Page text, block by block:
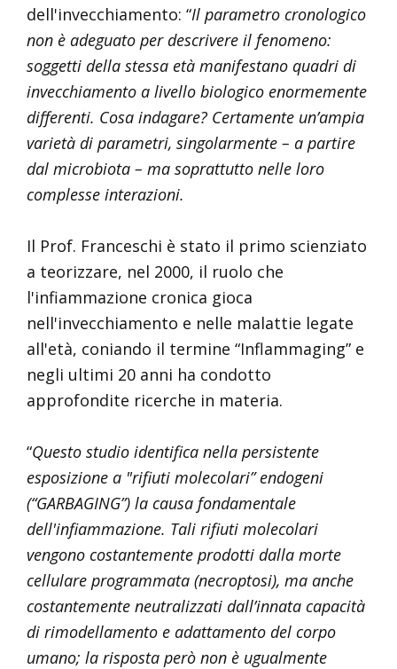
dell'invecchiamento: “Il parametro cronologico
non è adeguato per descrivere il fenomeno:
soggetti della stessa età manifestano quadri di
invecchiamento a livello biologico enormemente
differenti. Cosa indagare? Certamente un’ampia
varietà di parametri, singolarmente – a partire
dal microbiota – ma soprattutto nelle loro
complesse interazioni.
Il Prof. Franceschi è stato il primo scienziato
a teorizzare, nel 2000, il ruolo che
l'infiammazione cronica gioca
nell'invecchiamento e nelle malattie legate
all'età, coniando il termine “Inflammaging” e
negli ultimi 20 anni ha condotto
approfondite ricerche in materia.
“Questo studio identifica nella persistente
esposizione a "rifiuti molecolari” endogeni
(“GARBAGING”) la causa fondamentale
dell'infiammazione. Tali rifiuti molecolari
vengono costantemente prodotti dalla morte
cellulare programmata (necroptosi), ma anche
costantemente neutralizzati dall’innata capacità
di rimodellamento e adattamento del corpo
umano; la risposta però non è ugualmente